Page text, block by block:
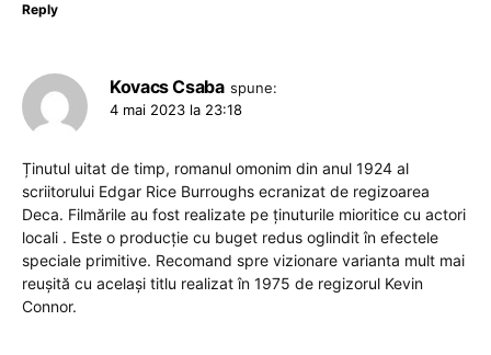
Reply
Kovacs Csaba spune:
4 mai 2023 la 23:18
Ținutul uitat de timp, romanul omonim din anul 1924 al
scriitorului Edgar Rice Burroughs ecranizat de regizoarea
Deca. Filmările au fost realizate pe ținuturile mioritice cu actori
locali . Este o producție cu buget redus oglindit în efectele
speciale primitive. Recomand spre vizionare varianta mult mai
reușită cu același titlu realizat în 1975 de regizorul Kevin
Connor.